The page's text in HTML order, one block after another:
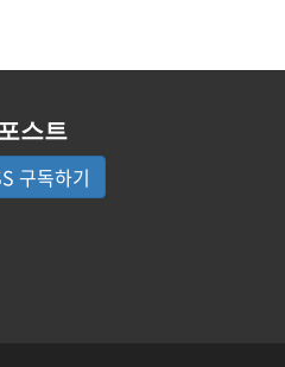
스트
구독하기